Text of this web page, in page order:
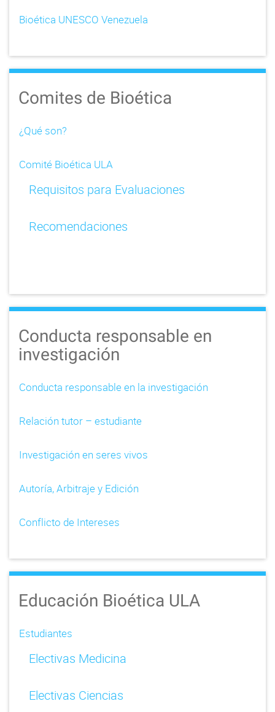
Bioética UNESCO Venezuela
Comites de Bioética
¿Qué son?
Comité Bioética ULA
Requisitos para Evaluaciones
Recomendaciones
Conducta responsable en
investigación
Conducta responsable en la investigación
Relación tutor – estudiante
Investigación en seres vivos
Autoría, Arbitraje y Edición
Conflicto de Intereses
Educación Bioética ULA
Estudiantes
Electivas Medicina
Electivas Ciencias